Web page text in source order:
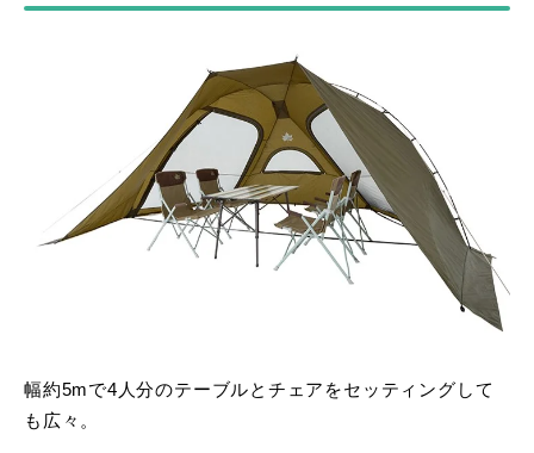
幅約5mで4人分のテーブルとチェアをセッティングして
も広々。